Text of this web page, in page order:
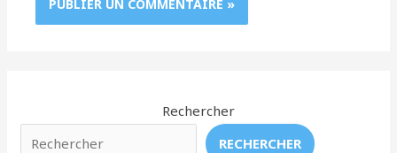
Rechercher
RECHERCHER